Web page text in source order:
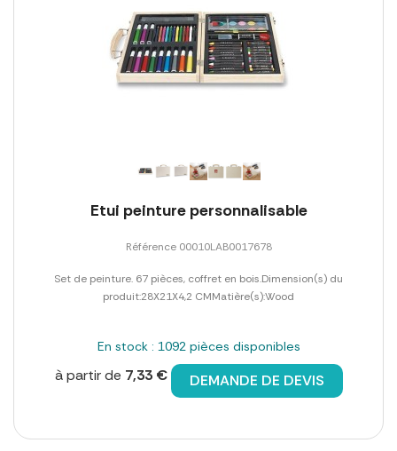
Etui peinture personnalisable
Référence 00010LAB0017678
Set de peinture. 67 pièces, coffret en bois.Dimension(s) du
produit:28X21X4,2 CMMatière(s):Wood
En stock : 1092 pièces disponibles
à partir de 7,33 € DEMANDE DE DEVIS